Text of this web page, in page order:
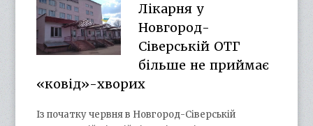
Лікарня у
Новгород-
Сіверській ОТГ
більше не приймає
«ковід»-хворих
Із початку червня в Новгород-Сіверській